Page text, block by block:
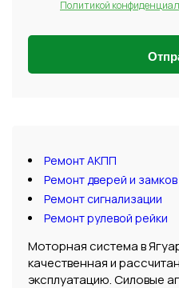
Политикой
Ремонт АКПП
Ремонт дверей и замков
Ремонт сигнализации
Ремонт рулевой рейки
Моторная система в
качественная и
эксплуатацию. Силовые